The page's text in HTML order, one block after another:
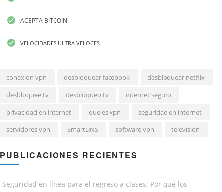
ACEPTA BITCOIN
VELOCIDADES ULTRA VELOCES
conexion vpn desbloquear facebook
desbloquear netflix
desbloquee tv
desbloqueo tv
internet seguro
privacidad en internet
que es vpn
seguridad en internet
servidores vpn
SmartDNS software vpn televisión
PUBLICACIONES RECIENTES
Seguridad en línea para el regreso a clases: Por qué los